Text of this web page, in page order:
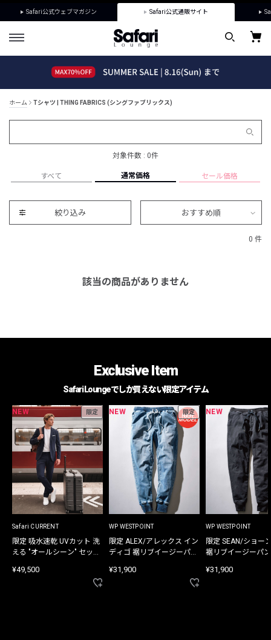
Safari公式ウェブマガジン Safari公式通販サイト
ホーム Tシャツ | THING FABRICS (シングファブリックス)
対象件数 : 0件
すべて 通常価格 セール価格
絞り込み おすすめ順
0 件
該当の商品がありません
Exclusive Item
Safari Loungeでしか買えない限定アイテム
NEW 限定
Safari CURRENT
限定 吸水速乾 UVカット 洗
える "オールシーン" セット
¥49,500
NEW 限定
WP WESTPOINT
限定 ALEX/アレックス イン
ディゴ 裾リブイージーパン
¥31,900
NEW
WP WESTPOINT
限定 SEAN/ショー
裾リブイージーパ
¥31,900